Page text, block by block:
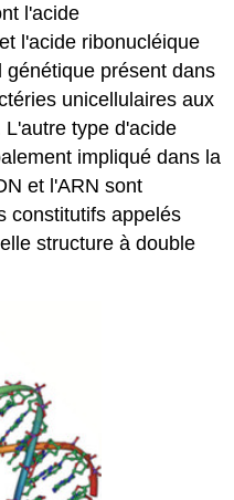
l'acide
l'acide ribonucléique
présent dans
unicellulaires aux
type d'acide
impliqué dans la
et l'ARN sont
constitutifs appelés
structure à double